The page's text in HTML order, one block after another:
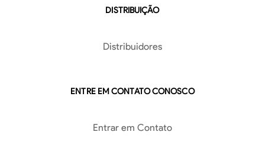
DISTRIBUIÇÃO
Distribuidores
ENTRE EM CONTATO CONOSCO
Entrar em Contato